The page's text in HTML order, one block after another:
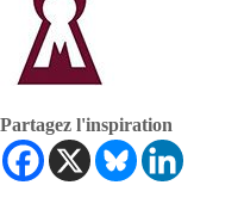
Partagez l'inspiration